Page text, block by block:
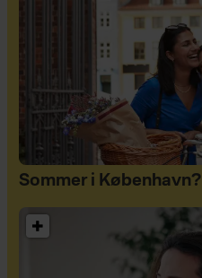
Sommer i København?